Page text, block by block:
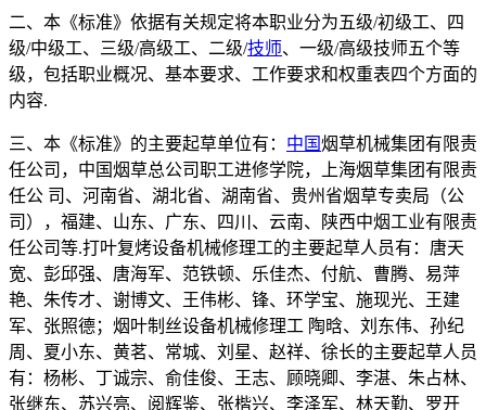
二、本《标准》依据有关规定将本职业分为五级/初级工、四
级/中级工、三级/高级工、二级/技师、一级/高级技师五个等
级，包括职业概况、基本要求、工作要求和权重表四个方面的
内容.
三、本《标准》的主要起草单位有： 中国烟草机械集团有限责
任公司，中国烟草总公司职工进修学院，上海烟草集团有限责
任公 司、河南省、湖北省、湖南省、贵州省烟草专卖局（公
司），福建、山东、广东、四川、云南、陕西中烟工业有限责
任公司等.打叶复烤设备机械修理工的主要起草人员有：唐天
宽、彭邱强、唐海军、范铁顿、乐佳杰、付航、曹腾、易萍
艳、朱传才、谢博文、王伟彬、锋、环学宝、施现光、王建
军、张照德；烟叶制丝设备机械修理工 陶晗、刘东伟、孙纪
周、夏小东、黄茗、常城、刘星、赵祥、徐长的主要起草人员
有：杨彬、丁诚宗、俞佳俊、王志、顾晓卿、李湛、朱占林、
张继东、苏兴亮、阅辉鉴、张楷兴、李泽军、林天勤、罗开